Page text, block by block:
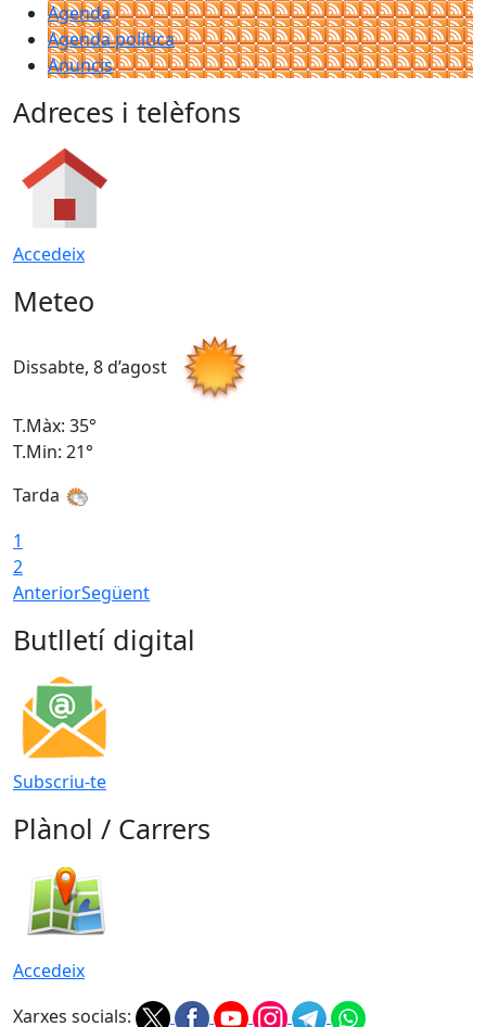
Agenda
Agenda política
Anuncis
Adreces i telèfons
Accedeix
Meteo
Dissabte, 8 d’agost
T.Màx: 35°
T.Min: 21°
Tarda
1
2
AnteriorSegüent
Butlletí digital
Subscriu-te
Plànol / Carrers
Accedeix
Xarxes socials: